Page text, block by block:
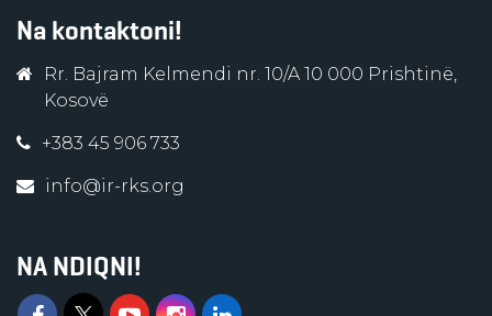
Na kontaktoni!
Rr. Bajram Kelmendi nr. 10/A 10 000 Prishtinë,
Kosovë
+383 45 906 733
info@ir-rks.org
NA NDIQNI!